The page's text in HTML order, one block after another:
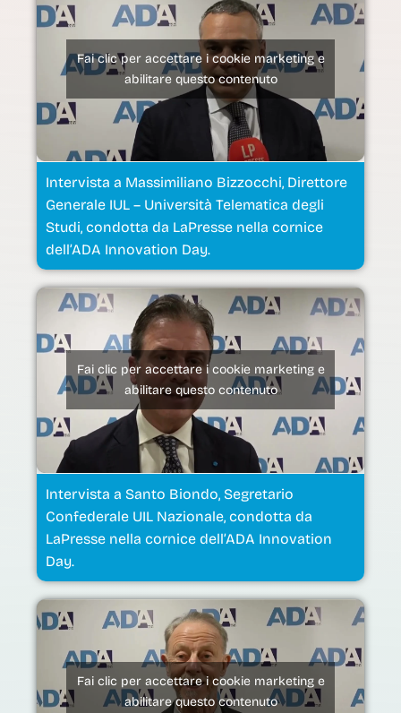
Fai clic per accettare i cookie marketing e
abilitare questo contenuto
Intervista a Massimiliano Bizzocchi, Direttore
Generale IUL – Università Telematica degli
Studi, condotta da LaPresse nella cornice
dell’ADA Innovation Day.
Fai clic per accettare i cookie marketing e
abilitare questo contenuto
Intervista a Santo Biondo, Segretario
Confederale UIL Nazionale, condotta da
LaPresse nella cornice dell’ADA Innovation
Day.
Fai clic per accettare i cookie marketing e
abilitare questo contenuto